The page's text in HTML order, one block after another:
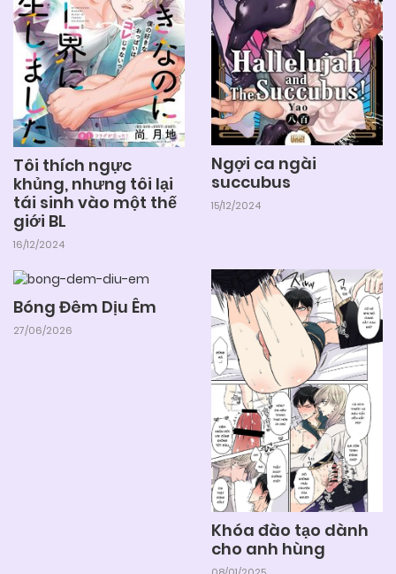
Tôi thích ngực
khủng, nhưng tôi lại
tái sinh vào một thế
giới BL
16/12/2024
Ngợi ca ngài
succubus
15/12/2024
Bóng Đêm Dịu Êm
27/06/2026
Khóa đào tạo dành
cho anh hùng